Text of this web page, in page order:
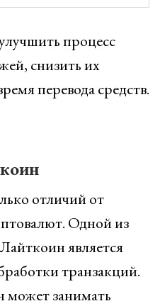
процесс
снизить их
перевода средств.
отличий от
Одной из
является
транзакций.
может занимать